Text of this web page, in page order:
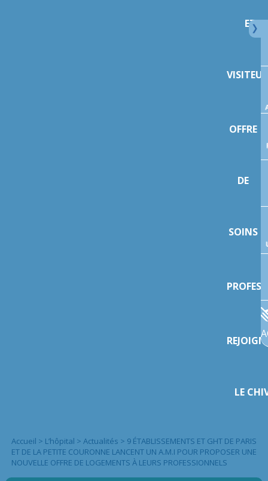
ET
OFFRE
DE
SOINS
LE
Accueil > L’hôpital > Actualités > 9 ÉTABLISSEMENTS ET GHT DE PARIS
ET DE LA PETITE COURONNE LANCENT UN A.M.I POUR PROPOSER UNE
NOUVELLE OFFRE DE LOGEMENTS À LEURS PROFESSIONNELS